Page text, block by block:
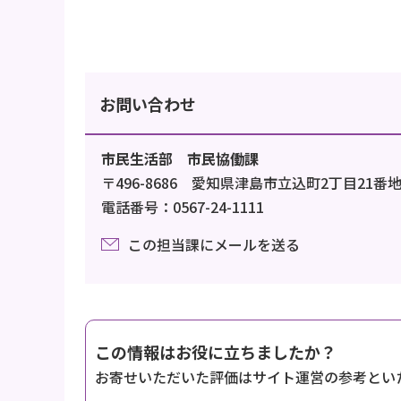
お問い合わせ
市民生活部 市民協働課
〒496-8686 愛知県津島市立込町2丁目21番地
電話番号：0567-24-1111
この担当課にメールを送る
この情報はお役に立ちましたか？
お寄せいただいた評価はサイト運営の参考とい